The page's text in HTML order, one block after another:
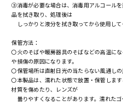
③消毒が必要な場合は、消毒用アルコール
品を拭き取り、処理後は
しっかりと液分を拭き取ってから使用して
保管方法：
〇火のそばや暖房器具のそばなどの高温に
や損傷の原因になります。
〇保管場所は直射日光の当たらない風通しの
〇本製品は、濡れた状態で放置・保管しま
材質を傷めたり、レンズが
曇りやすくなることがあります。濡れた